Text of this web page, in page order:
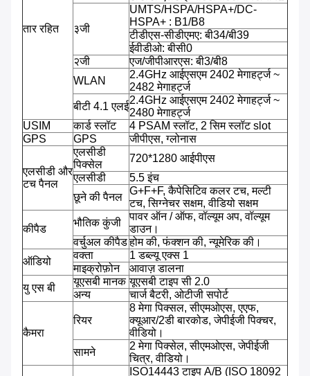
तार रहित ३जी
UMTS/HSPA/HSPA+/DC-
HSPA+ : B1/B8
टीडीएस-सीडीएमए: बी34/बी39
ईवीडीओ: बीसी0
२जी
एज/जीपीआरएस: बी3/बी8
WLAN
2.4GHz आईएसएम 2402 मेगाहर्ट्ज ~
2482 मेगाहर्ट्ज
बीटी 4.1 एलई
2.4GHz आईएसएम 2402 मेगाहर्ट्ज ~
2480 मेगाहर्ट्ज
USIM
कार्ड स्लॉट
4 PSAM स्लॉट, 2 सिम स्लॉट slot
GPS
GPS जीपीएस, ग्लोनास
एलसीडी और
टच पैनल
एलसीडी
पिक्सेल
720*1280 आईपीएस
एलसीडी
5.5 इंच
छूने की पैनल
G+F+F, कैपेसिटिव कलर टच, मल्टी
टच, सिग्नेचर सक्षम, वीडियो सक्षम
कीपैड
भौतिक कुंजी
पावर ऑन / ऑफ, वॉल्यूम अप, वॉल्यूम
डाउन।
वर्चुअल कीपैडहोम की, फंक्शन की, न्यूमेरिक की।
ऑडियो
वक्ता
1 डब्ल्यू एक्स 1
माइक्रोफ़ोन
आवाज़ डालना
यु एस बी
यूएसबी मानक यूएसबी टाइप सी 2.0
अन्य
चार्ज बैटरी, ओटीजी सपोर्ट
कैमरा
रियर
8 मेगा पिक्सल, सीएमओएस, एएफ,
क्यूआर/2डी बारकोड, जेपीईजी पिक्चर,
वीडियो।
सामने
2 मेगा पिक्सेल, सीएमओएस, जेपीईजी
चित्र, वीडियो।
ISO14443 टाइप A/B (ISO 18092